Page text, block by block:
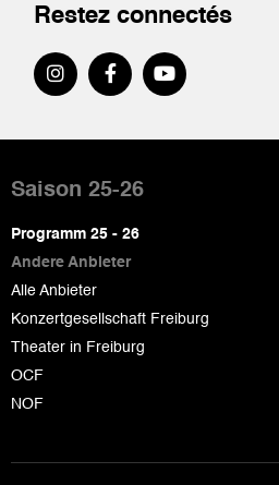
Restez connectés
de
page
Saison 25-26
Programm 25 - 26
Andere Anbieter
Alle Anbieter
Konzertgesellschaft Freiburg
Theater in Freiburg
OCF
NOF